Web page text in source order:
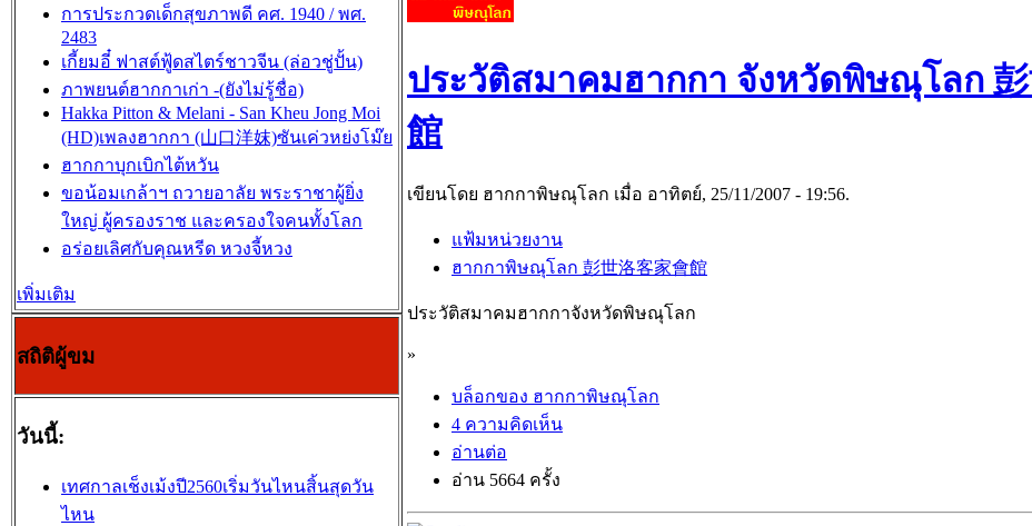
การประกวดเด็กสุขภาพดี คศ. 1940 / พศ.
2483
เกี้ยมอี๋ ฟาสต์ฟู้ดสไตร์ชาวจีน (ล่อวชู่ปั้น)
ภาพยนต์ฮากกาเก่า -(ยังไม่รู้ชื่อ)
Hakka Pitton & Melani - San Kheu Jong Moi
(HD)เพลงฮากกา (山口洋妺)ซันเค่วหย่งโม๊ย
ฮากกาบุกเบิกไต้หวัน
ขอน้อมเกล้าฯ ถวายอาลัย พระราชาผู้ยิ่ง
ใหญ่ ผู้ครองราช และครองใจคนทั้งโลก
อร่อยเลิศกับคุณหรีด หวงจี้หวง
เพิ่มเติม
สถิติผู้ขม
วันนี้:
เทศกาลเช็งเม้งปี2560เริ่มวันไหนสิ้นสุดวัน
ไหน
ประวัติสมาคมฮากกา จังหวัดพิษณุโลก 彭
館
เขียนโดย ฮากกาพิษณุโลก เมื่อ อาทิตย์, 25/11/2007 - 19:56.
แฟ้มหน่วยงาน
ฮากกาพิษณุโลก 彭世洛客家會館
ประวัติสมาคมฮากกาจังหวัดพิษณุโลก
»
บล็อกของ ฮากกาพิษณุโลก
4 ความคิดเห็น
อ่านต่อ
อ่าน 5664 ครั้ง